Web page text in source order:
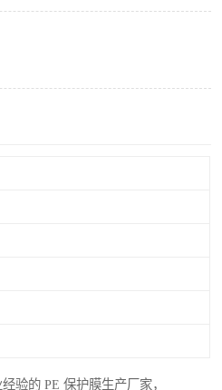
验的 PE 保护膜生产厂家，